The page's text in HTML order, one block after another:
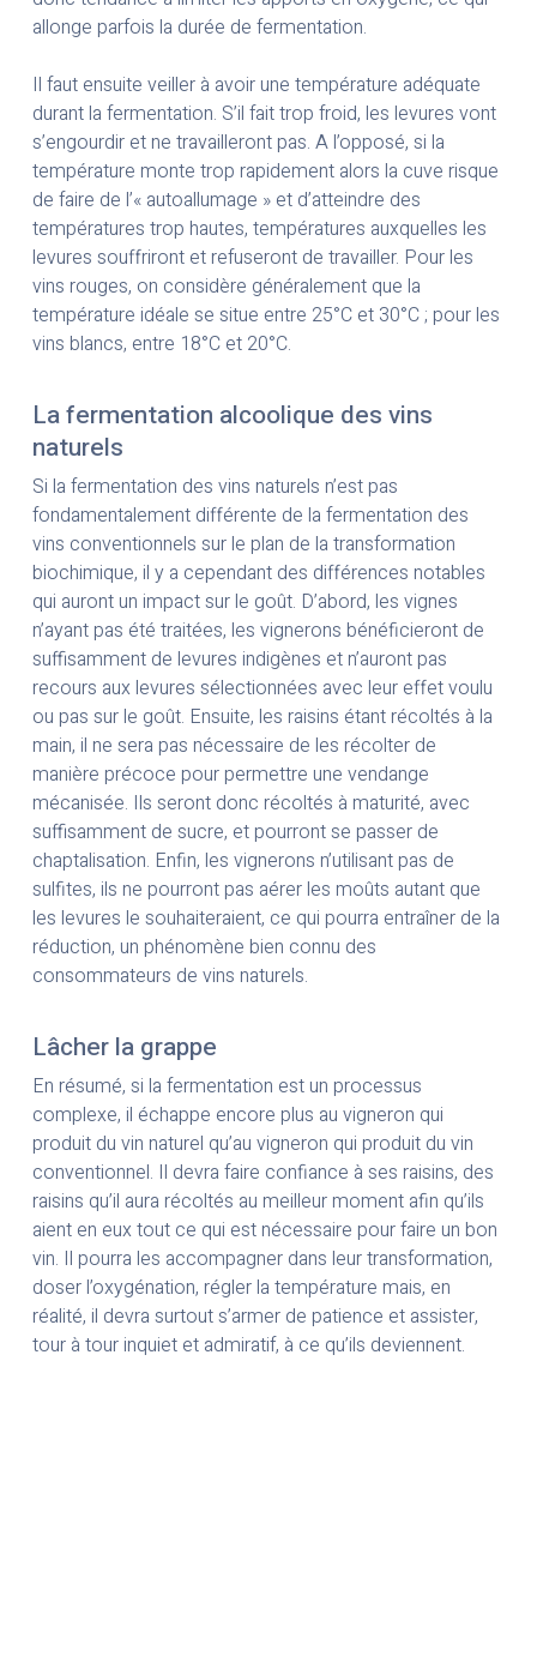
allonge parfois la durée de fermentation.
Il faut ensuite veiller à avoir une température adéquate
durant la fermentation. S’il fait trop froid, les levures vont
s’engourdir et ne travailleront pas. A l’opposé, si la
température monte trop rapidement alors la cuve risque
de faire de l’« autoallumage » et d’atteindre des
températures trop hautes, températures auxquelles les
levures souffriront et refuseront de travailler. Pour les
vins rouges, on considère généralement que la
température idéale se situe entre 25°C et 30°C ; pour les
vins blancs, entre 18°C et 20°C.
La fermentation alcoolique des vins
naturels
Si la fermentation des vins naturels n’est pas
fondamentalement différente de la fermentation des
vins conventionnels sur le plan de la transformation
biochimique, il y a cependant des différences notables
qui auront un impact sur le goût. D’abord, les vignes
n’ayant pas été traitées, les vignerons bénéficieront de
suffisamment de levures indigènes et n’auront pas
recours aux levures sélectionnées avec leur effet voulu
ou pas sur le goût. Ensuite, les raisins étant récoltés à la
main, il ne sera pas nécessaire de les récolter de
manière précoce pour permettre une vendange
mécanisée. Ils seront donc récoltés à maturité, avec
suffisamment de sucre, et pourront se passer de
chaptalisation. Enfin, les vignerons n’utilisant pas de
sulfites, ils ne pourront pas aérer les moûts autant que
les levures le souhaiteraient, ce qui pourra entraîner de la
réduction, un phénomène bien connu des
consommateurs de vins naturels.
Lâcher la grappe
En résumé, si la fermentation est un processus
complexe, il échappe encore plus au vigneron qui
produit du vin naturel qu’au vigneron qui produit du vin
conventionnel. Il devra faire confiance à ses raisins, des
raisins qu’il aura récoltés au meilleur moment afin qu’ils
aient en eux tout ce qui est nécessaire pour faire un bon
vin. Il pourra les accompagner dans leur transformation,
doser l’oxygénation, régler la température mais, en
réalité, il devra surtout s’armer de patience et assister,
tour à tour inquiet et admiratif, à ce qu’ils deviennent.